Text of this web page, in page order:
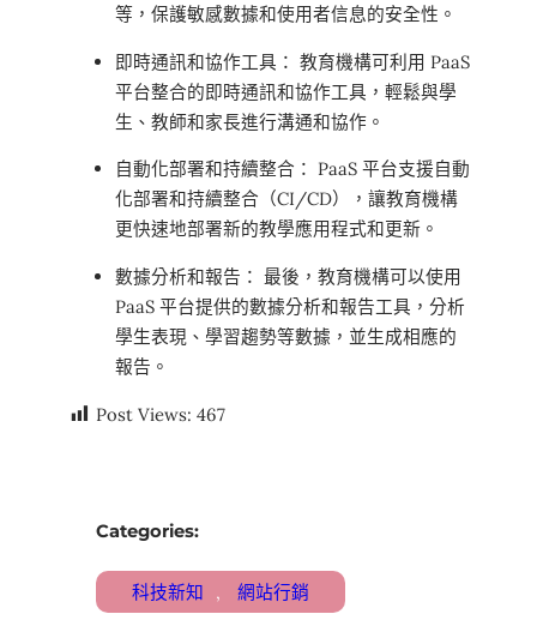
等，保護敏感數據和使用者信息的安全性。
即時通訊和協作工具： 教育機構可利用 PaaS
平台整合的即時通訊和協作工具，輕鬆與學
生、教師和家長進行溝通和協作。
自動化部署和持續整合： PaaS 平台支援自動
化部署和持續整合（CI/CD），讓教育機構
更快速地部署新的教學應用程式和更新。
數據分析和報告： 最後，教育機構可以使用
PaaS 平台提供的數據分析和報告工具，分析
學生表現、學習趨勢等數據，並生成相應的
報告。
Post Views: 467
Categories:
科技新知 , 網站行銷